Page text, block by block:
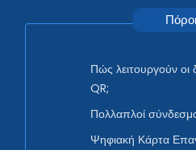
Πόροι
Πώς λειτουργούν οι
QR;
Πολλαπλοί
Ψηφιακή Κάρτα